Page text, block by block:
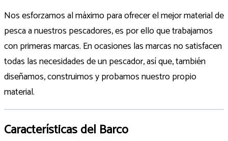
Nos esforzamos al máximo para ofrecer el mejor material de
pesca a nuestros pescadores, es por ello que trabajamos
con primeras marcas. En ocasiones las marcas no satisfacen
todas las necesidades de un pescador, así que, también
diseñamos, construimos y probamos nuestro propio
material.
Características del Barco